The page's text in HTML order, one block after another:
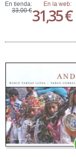
En tienda:
33,00 €
En la web:
31,35 €